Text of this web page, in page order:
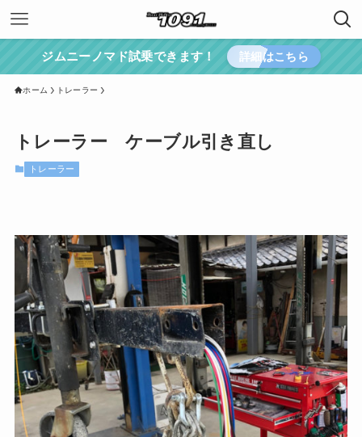
ジムニーノマド試乗できます！ 詳細はこちら
ホーム トレーラー
トレーラー ケーブル引き直し
トレーラー